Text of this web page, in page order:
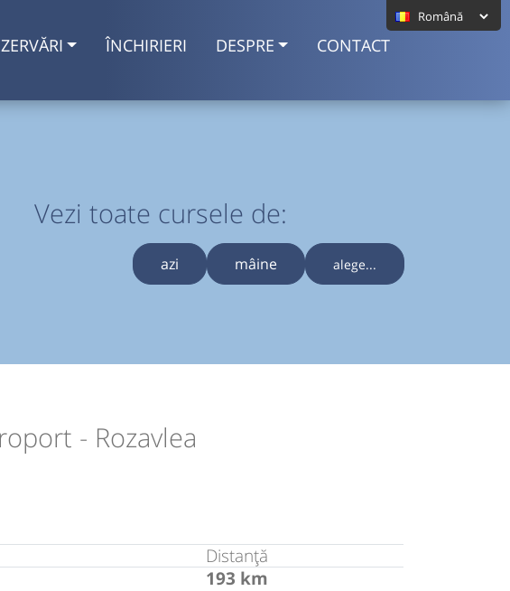
ÎNCHIRIERI DESPRE CONTACT
Vezi toate cursele de:
azi mâine alege...
- Rozavlea
Distanță
193 km